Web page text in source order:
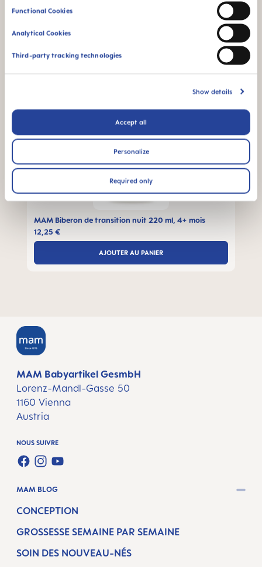
Functional Cookies
Analytical Cookies
Third-party tracking technologies
Show details
Accept all
Personalize
Required only
Les produits MAM recommandés pour vous
MAM Biberon de transition nuit 220 ml, 4+ mois
12,25 €
AJOUTER AU PANIER
MAM Babyartikel GesmbH
Lorenz-Mandl-Gasse 50
1160 Vienna
Austria
NOUS SUIVRE
FACEBOOK
INSTAGRAM
YOUTUBE
MAM BLOG
CONCEPTION
GROSSESSE SEMAINE PAR SEMAINE
SOIN DES NOUVEAU-NÉS